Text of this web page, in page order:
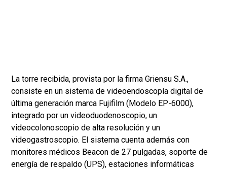
La torre recibida, provista por la firma Griensu S.A.,
consiste en un sistema de videoendoscopía digital de
última generación marca Fujifilm (Modelo EP-6000),
integrado por un videoduodenoscopio, un
videocolonoscopio de alta resolución y un
videogastroscopio. El sistema cuenta además con
monitores médicos Beacon de 27 pulgadas, soporte de
energía de respaldo (UPS), estaciones informáticas